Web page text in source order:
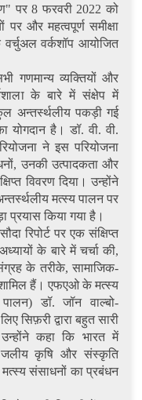
पर 8 फरवरी 2022 को
पर और महत्वपूर्ण समीक्षा
वर्कशॉप आयोजित
गणमान्य व्यक्तियों और
के बारे में संक्षेप में
अन्तर्स्थलीय पकड़ी गई
योगदान है। डॉ. वी. वी.
ने इस परियोजना
उनकी उत्पादकता और
विवरण दिया। उन्होंने
मत्स्य पालन पर
प्रयास किया गया है।
रिपोर्ट पर एक संक्षिप्त
के बारे में चर्चा की,
के तरीके, सामाजिक-
हैं। एफएओ के मत्स्य
डॉ. जॉन वाल्बो-
सिफ़री द्वारा बहुत सारी
कहा कि भारत में
जलीय कृषि और संस्कृति
संसाधनों का प्रबंधन